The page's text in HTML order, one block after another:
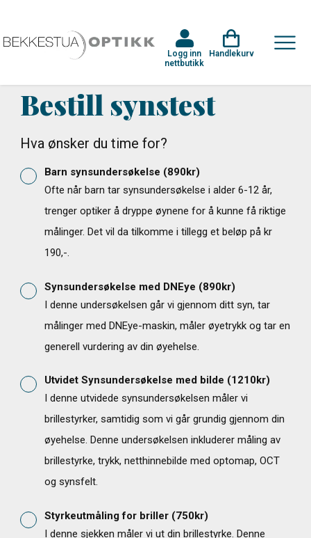
Logg inn
nettbutikk
Handlekurv
Bestill synstest
Hva ønsker du time for?
Barn synsundersøkelse (890kr)
Ofte når barn tar synsundersøkelse i alder 6-12 år,
trenger optiker å dryppe øynene for å kunne få riktige
målinger. Det vil da tilkomme i tillegg et beløp på kr
190,-.
Synsundersøkelse med DNEye (890kr)
I denne undersøkelsen går vi gjennom ditt syn, tar
målinger med DNEye-maskin, måler øyetrykk og tar en
generell vurdering av din øyehelse.
Utvidet Synsundersøkelse med bilde (1210kr)
I denne utvidede synsundersøkelsen måler vi
brillestyrker, samtidig som vi går grundig gjennom din
øyehelse. Denne undersøkelsen inkluderer måling av
brillestyrke, trykk, netthinnebilde med optomap, OCT
og synsfelt.
Styrkeutmåling for briller (750kr)
I denne sjekken måler vi ut din brillestyrke. Denne